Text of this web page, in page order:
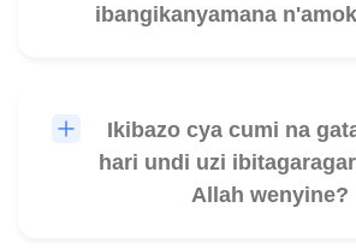
ibangikanyamana
Ikibazo cya cumi na
hari undi uzi
Allah wenyine?